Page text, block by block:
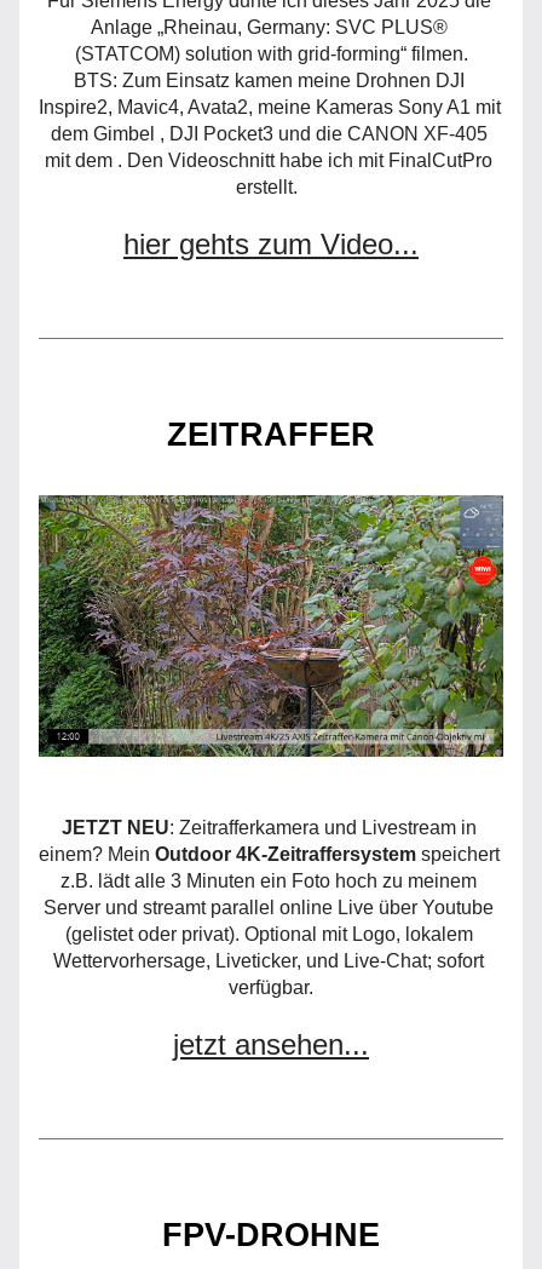
Anlage „Rheinau, Germany: SVC PLUS®
(STATCOM) solution with grid-forming“ filmen.
BTS: Zum Einsatz kamen meine Drohnen DJI
Inspire2, Mavic4, Avata2, meine Kameras Sony A1 mit
dem Gimbel , DJI Pocket3 und die CANON XF-405
mit dem . Den Videoschnitt habe ich mit FinalCutPro
erstellt.
hier gehts zum Video...
ZEITRAFFER
JETZT NEU: Zeitrafferkamera und Livestream in
einem? Mein Outdoor 4K-Zeitraffersystem speichert
z.B. lädt alle 3 Minuten ein Foto hoch zu meinem
Server und streamt parallel online Live über Youtube
(gelistet oder privat). Optional mit Logo, lokalem
Wettervorhersage, Liveticker, und Live-Chat; sofort
verfügbar.
jetzt ansehen...
FPV-DROHNE